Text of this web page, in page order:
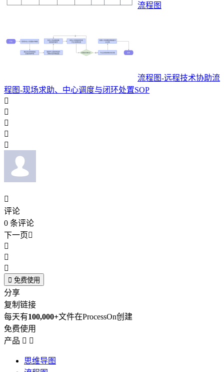
流程图
流程图-远程技术协助流
程图-现场求助、中心调度与闭环处置SOP






评论
0 条评论
下一页



 免费使用
分享
复制链接
每天有100,000+文件在ProcessOn创建
免费使用
产品  
思维导图